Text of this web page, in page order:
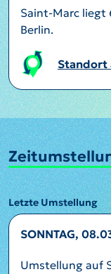
Saint-Marc liegt
Berlin.
Standort
Letzte Umstellung
SONNTAG,
Umstellung auf